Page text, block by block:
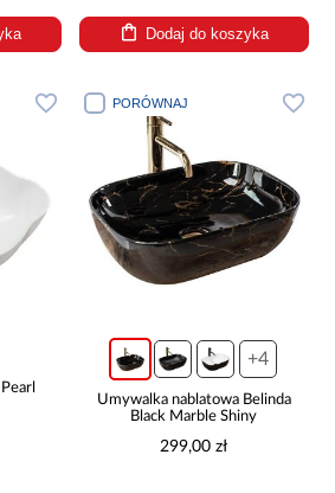
Dodaj do koszyka
PORÓWNAJ
+4
Umywalka nablatowa Belinda
Black Marble Shiny
299,00 zł